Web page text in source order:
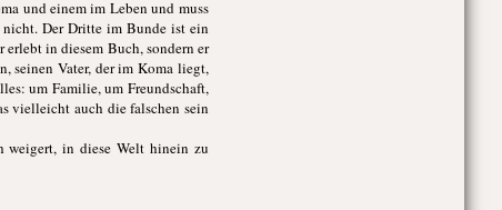
und einem im Leben und muss
Der Dritte im Bunde ist ein
erlebt in diesem Buch, sondern er
seinen Vater, der im Koma liegt,
um Familie, um Freundschaft,
vielleicht auch die falschen sein
weigert, in diese Welt hinein zu